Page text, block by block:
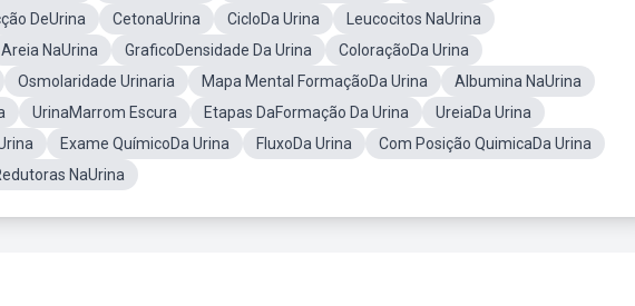
DeUrina CetonaUrina CicloDa Urina
Leucocitos NaUrina
Areia NaUrina GraficoDensidade Da Urina
ColoraçãoDa Urina
Osmolaridade Urinaria Mapa Mental FormaçãoDa Urina
Albumina NaUrina
UrinaMarrom Escura Etapas DaFormação Da Urina
UreiaDa Urina
Exame QuímicoDa Urina FluxoDa Urina
Com Posição QuimicaDa Urina
NaUrina